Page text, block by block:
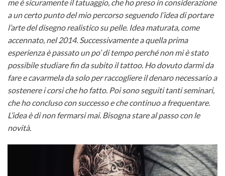
me è sicuramente il tatuaggio, che ho preso in considerazione
a un certo punto del mio percorso seguendo l’idea di portare
l’arte del disegno realistico su pelle. Idea maturata, come
accennato, nel 2014. Successivamente a quella prima
esperienza è passato un po’ di tempo perché non mi è stato
possibile studiare fin da subito il tattoo. Ho dovuto darmi da
fare e cavarmela da solo per raccogliere il denaro necessario a
sostenere i corsi che ho fatto. Poi sono seguiti tanti seminari,
che ho concluso con successo e che continuo a frequentare.
L’idea è di non fermarsi mai. Bisogna stare al passo con le
novità.